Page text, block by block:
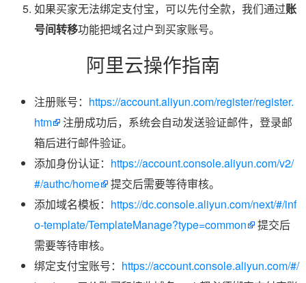
如果买家无法绑定支付宝，可以先付全款，我们通过账
号间转移功能把域名过户到买家账号。
阿里云操作指南
注册账号： https://account.aliyun.com/register/register.
htm
注册成功后，系统会自动发送验证邮件，登录邮
箱后进行邮件验证。
添加身份认证： https://account.console.aliyun.com/v2/
#/authc/home
提交后需要等待审核。
添加域名模板： https://dc.console.aliyun.com/next/#/inf
o-template/TemplateManage?type=common
提交后
需要等待审核。
绑定支付宝账号： https://account.console.aliyun.com/#/